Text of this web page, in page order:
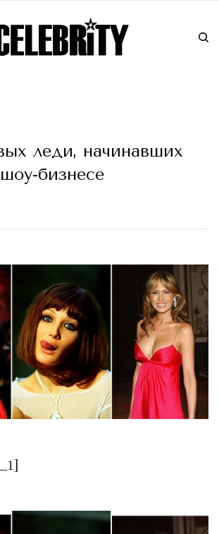
леди, начинавших
бизнесе